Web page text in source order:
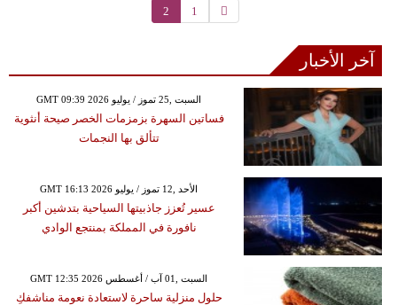
1
2
آخر الأخبار
GMT 09:39 2026 السبت ,25 تموز / يوليو
فساتين السهرة بزمزمات الخصر صيحة أنثوية
تتألق بها النجمات
GMT 16:13 2026 الأحد ,12 تموز / يوليو
عسير تُعزز جاذبيتها السياحية بتدشين أكبر
نافورة في المملكة بمنتجع الوادي
GMT 12:35 2026 السبت ,01 آب / أغسطس
حلول منزلية ساحرة لاستعادة نعومة مناشفكِ